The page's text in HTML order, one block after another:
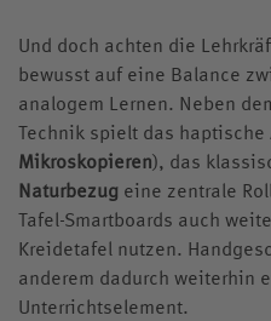
Und doch achten die
bewusst auf eine Balance
analogem Lernen. Neben
Technik spielt das
Mikroskopieren), das
Naturbezug eine zentrale
Tafel-Smartboards auch
Kreidetafel nutzen.
anderem dadurch weiterhin
Unterrichtselement.